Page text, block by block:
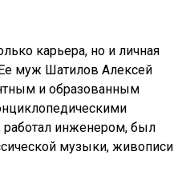
карьера, но и личная
муж Шатилов Алексей
и образованным
инженером, был
музыки, живописи